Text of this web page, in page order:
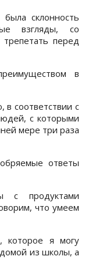
склонность
взгляды, со
трепетать перед
в
в соответствии с
с которыми
мере три раза
ответы
с продуктами
что умеем
которое я могу
домой из школы, а